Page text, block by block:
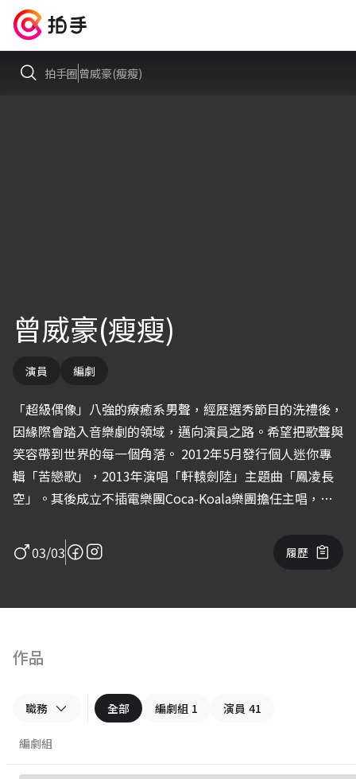
拍手圈 曾威豪(瘦瘦)
曾威豪(瘦瘦)
演員 編劇
「超級偶像」八強的療癒系男聲，經歷選秀節目的洗禮後，
因緣際會踏入音樂劇的領域，邁向演員之路。希望把歌聲與
笑容帶到世界的每一個角落。 2012年5月發行個人迷你專
輯「苦戀歌」，2013年演唱「軒轅劍陸」主題曲「鳳凌長
空」。其後成立不插電樂團Coca-Koala樂團擔任主唱，
到突破300%的熱烈迴響。並以「碼頭姑娘」台語版受到矚
目。 由偶像劇「我可能不會愛你」大叢一角演員出道。並
貼紙2.0》。師承「達康.come」以漫才團體「壽壽壽」闖
活躍於音樂、演員與脫口秀的跨領域表演工作者。
03/03 履歷
作品
職務 全部 編劇組 1 演員 41
編劇組